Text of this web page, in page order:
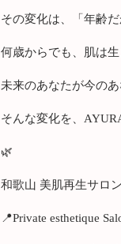
その変化は、「年齢
何歳からでも、肌は生
未来のあなたが今のあ
そんな変化を、
🌿
和歌山 美肌再生サロン
📍Private esthetique